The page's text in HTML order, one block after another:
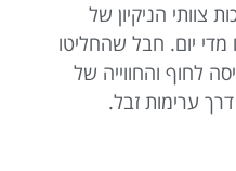
צוותי הניקיון של
יום. חבל שהחליטו
לחוף והחווייה של
ערימות זבל.